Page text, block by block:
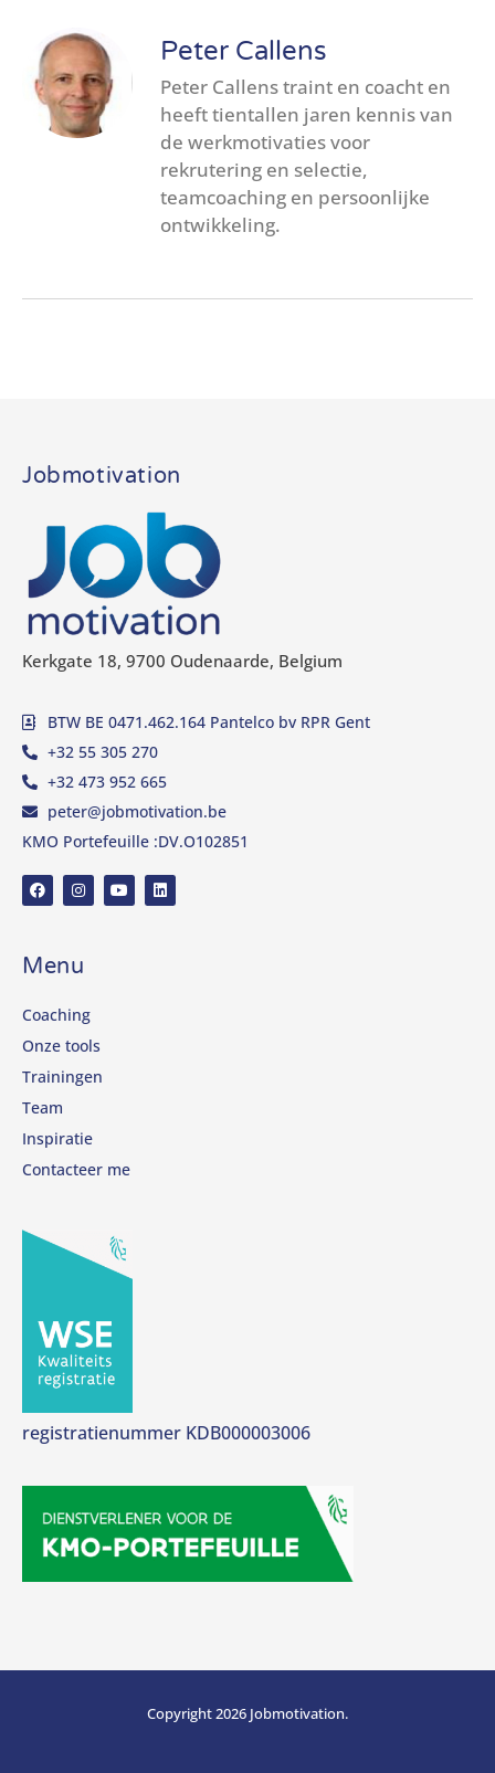
Peter Callens
Peter Callens traint en coacht en
heeft tientallen jaren kennis van
de werkmotivaties voor
rekrutering en selectie,
teamcoaching en persoonlijke
ontwikkeling.
Jobmotivation
Kerkgate 18, 9700 Oudenaarde, Belgium
BTW BE 0471.462.164 Pantelco bv RPR Gent
+32 55 305 270
+32 473 952 665
peter@jobmotivation.be
KMO Portefeuille :DV.O102851
Menu
Coaching
Onze tools
Trainingen
Team
Inspiratie
Contacteer me
registratienummer KDB000003006
Copyright 2026 Jobmotivation.